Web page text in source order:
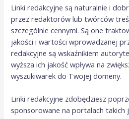
Linki redakcyjne są naturalnie i
przez redaktorów lub twórców
szczególnie cennymi. Są one
jakości i wartości wprowadzanej
redakcyjne są wskaźnikiem
wyższa ich jakość wpływa na
wyszukiwarek do Twojej domeny.
Linki redakcyjne zdobędziesz
sponsorowane na portalach takich